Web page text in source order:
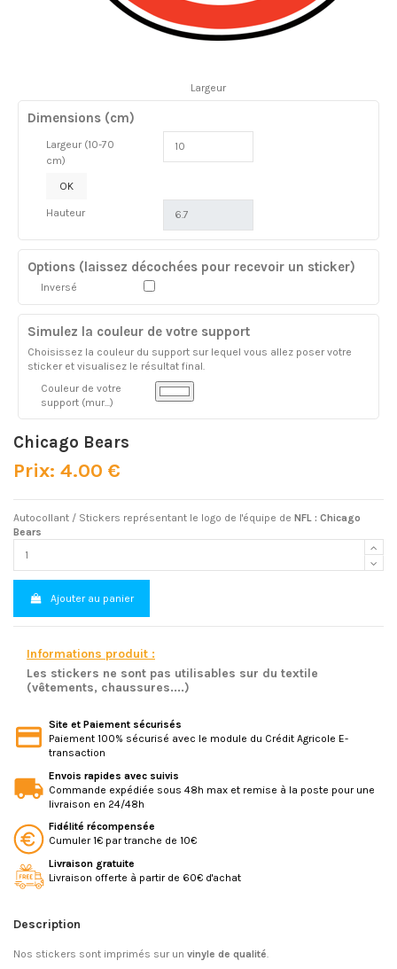
Largeur
Dimensions (cm)
Largeur (10-70
cm)
OK
Hauteur
Options (laissez décochées pour recevoir un sticker)
Inversé
Simulez la couleur de votre support
Choisissez la couleur du support sur lequel vous allez poser votre
sticker et visualisez le résultat final.
Couleur de votre
support (mur...)
Chicago Bears
Prix: 4.00 €
Autocollant / Stickers représentant le logo de l'équipe de NFL : Chicago
Bears
Ajouter au panier
Informations produit :
Les stickers ne sont pas utilisables sur du textile
(vêtements, chaussures....)
Site et Paiement sécurisés
Paiement 100% sécurisé avec le module du Crédit Agricole E-
transaction
Envois rapides avec suivis
Commande expédiée sous 48h max et remise à la poste pour une
livraison en 24/48h
Fidélité récompensée
Cumuler 1€ par tranche de 10€
Livraison gratuite
Livraison offerte à partir de 60€ d'achat
Description
Nos stickers sont imprimés sur un vinyle de qualité